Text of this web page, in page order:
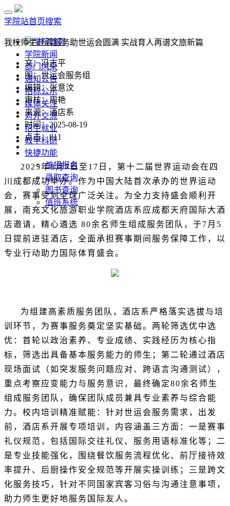
学院站首页搜索
学院首页
学院新闻
部门风采
通知公告
招标公示
媒体关注
对外交流
招生就业
教学科研
快捷功能
单招报名
录取查询
图书查询
值班系统
我校师生赴蓉服务助世运会圆满 实战育人再谱文旅新篇
文：冯志平
图：世运会服务组
编辑：张意汶
审核：周艳
来源：酒店系
时间：2025-08-19
点击：811
2025年8月7日至17日，第十二届世界运动会在四
川成都成功举办。作为中国大陆首次承办的世界运动
会，赛事受到全球广泛关注。为全力支持盛会顺利开
展，南充文化旅游职业学院酒店系应成都天府国际大酒
店邀请，精心遴选 80余名师生组成服务团队，于7月5
日提前进驻酒店，全面承担赛事期间服务保障工作，以
专业行动助力国际体育盛会。
为组建高素质服务团队，酒店系严格落实选拔与培
训环节，为赛事服务奠定坚实基础。 两轮筛选优中选
优：首轮以政治素养、专业成绩、实践经历为核心指
标，筛选出具备基本服务能力的师生；第二轮通过酒店
现场面试（如突发服务问题应对、跨语言沟通测试），
重点考察应变能力与服务意识，最终确定80余名师生
组成服务团队，确保团队成员兼具专业素养与综合能
力。校内培训精准赋能：针对世运会服务需求，出发
前，酒店系开展专项培训，内容涵盖三方面：一是赛事
礼仪规范，包括国际交往礼仪、服务用语标准化等；二
是专业技能强化，围绕餐饮服务流程优化、前厅接待效
率提升、后厨操作安全规范等开展实操训练；三是跨文
化服务技巧，针对不同国家宾客习俗与沟通注意事项，
助力师生更好地服务国际友人。